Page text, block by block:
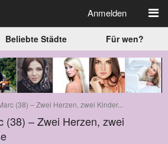
Anmelden
Beliebte Städte Für wen?
(38) – Zwei Herzen, zwei Kinder...
(38) – Zwei Herzen, zwei